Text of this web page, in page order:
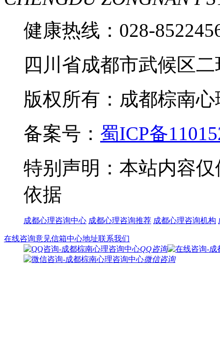
健康热线：028-
四川省成都市武候区
版权所有：成都棕南
备案号： 蜀ICP备
特别声明：本站内容
依据
成都心理咨询中心 成都心理咨询推荐 成都心理咨询机构
在线咨询意见信箱中心地址联系我们
QQ咨询
微信咨询